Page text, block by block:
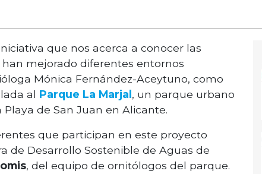
que nos acerca a conocer las
mejorado diferentes entornos
Mónica Fernández-Aceytuno, como
al Parque La Marjal , un parque urbano
de San Juan en Alicante.
que participan en este proyecto
de Desarrollo Sostenible de Aguas de
, del equipo de ornitólogos del parque.